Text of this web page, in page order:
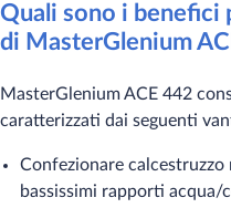
Quali sono i benefici
di MasterGlenium
MasterGlenium ACE 442
caratterizzati dai seguenti
Confezionare
bassissimi rapporti acqua/